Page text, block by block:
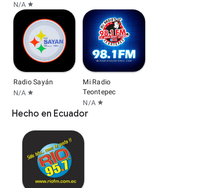
N/A star
Radio Sayán
N/A star
Mi Radio
Teontepec
N/A star
Hecho en Ecuador